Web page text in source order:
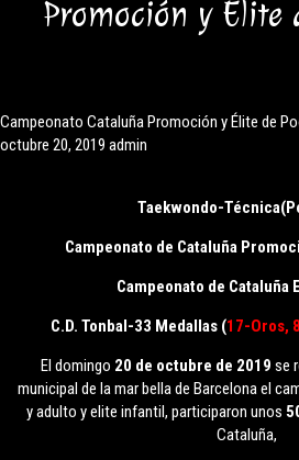
Promoción y Élite
Campeonato Cataluña Promoción y Élite de
octubre 20, 2019 admin
Taekwondo-
Campeonato de Cataluña
Campeonato de Cataluña
C.D. Tonbal-33 Medallas (17-Oros,
El domingo 20 de octubre de 2019 se
municipal de la mar bella de Barcelona el
y adulto y elite infantil, participaron unos
Cataluña,